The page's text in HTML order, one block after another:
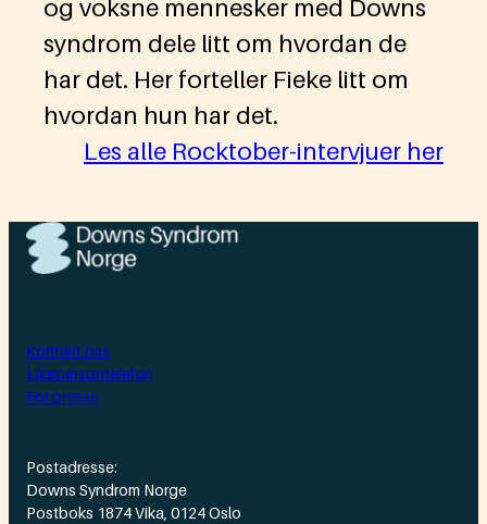
og voksne mennesker med Downs
syndrom dele litt om hvordan de
har det. Her forteller Fieke litt om
hvordan hun har det.
Les alle Rocktober-intervjuer her
Kontakt oss
Likepersontelefon
For presse
Postadresse:
Downs Syndrom Norge
Postboks 1874 Vika, 0124 Oslo